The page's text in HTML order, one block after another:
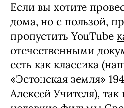
Если вы хотите
дома, но с пользой,
пропустить YouTube
отечественными
есть как классика
«Эстонская земля»
Алексей Учителя),